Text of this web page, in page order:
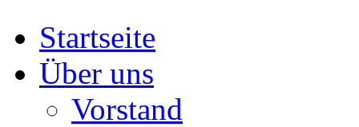
Startseite
Über uns
Vorstand